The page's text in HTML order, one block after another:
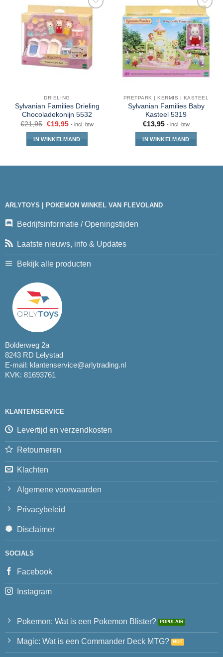
DRIELING
Sylvanian Families Drieling
Chocoladekonijn 5532
€21,95 €19,95 - incl. btw
IN WINKELMAND
PRETPARK | KERMIS | KASTEEL
Sylvanian Families Baby
Kasteel 5319
€13,95 - incl. btw
IN WINKELMAND
ARLYTOYS | POKEMON WINKEL VAN FLEVOLAND
Bedrijfsinformatie / Openingstijden
Laatste nieuws, info & Updates
Bekijk alle producten
Bolderweg 2a
8243 RD Lelystad
E-mail: klantenservice@arlytrading.nl
KVK: 81693761
KLANTENSERVICE
Levertijd en verzendkosten
Retourneren
Klachten
Algemene voorwaarden
Privacybeleid
Disclaimer
SOCIALS
Facebook
Instagram
Pokemon: Wat is een Pokemon Blister?
Magic: Wat is een Commander Deck MTG?